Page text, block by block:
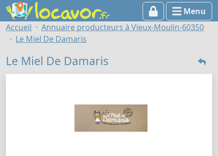
Menu
Accueil
Annuaire producteurs à Vieux-Moulin-60350
Le Miel De Damaris
Le Miel De Damaris